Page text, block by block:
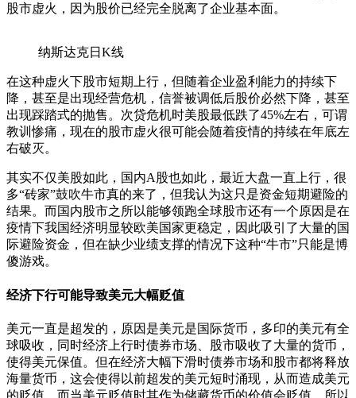
股市虚火，因为股价已经完全脱离了企业基本面。
纳斯达克日K线
在这种虚火下股市短期上行，但随着企业盈利能力的持续下
降，甚至是出现经营危机，信誉被调低后股价必然下降，甚至
出现踩踏式的抛售。次贷危机时美股最低跌了45%左右，可谓
教训惨痛，现在的股市虚火很可能会随着疫情的持续在年底左
右破灭。
其实不仅美股如此，国内A股也如此，最近大盘一直上行，很
多“砖家”鼓吹牛市真的来了，但我认为这只是资金短期避险的
结果。而国内股市之所以能够领跑全球股市还有一个原因是在
疫情下我国经济明显较欧美国家更稳定，因此吸引了大量的国
际避险资金，但在缺少业绩支撑的情况下这种“牛市”只能是博
傻游戏。
经济下行可能导致美元大幅贬值
美元一直是超发的，原因是美元是国际货币，多印的美元有全
球吸收，同时经济上行时债券市场、股市吸收了大量的货币，
使得美元保值。但在经济大幅下滑时债券市场和股市都将释放
海量货币，这会使得以前超发的美元短时涌现，从而造成美元
的贬值。而当美元贬值时其作为储藏货币的价值会贬值，所以